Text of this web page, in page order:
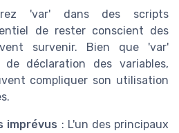
'var' dans des scripts
de rester conscient des
survenir. Bien que 'var'
de déclaration des variables,
compliquer son utilisation
imprévus : L'un des principaux